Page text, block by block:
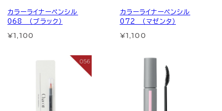
カラーライナーペンシル
068 （ブラック）
¥1,100
カラーライナーペンシル
072 （マゼンタ）
¥1,100